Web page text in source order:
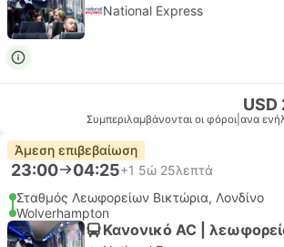
National Express
USD
Συμπεριλαμβάνονται οι φόροι ανα
Άμεση επιβεβαίωση
23:00 04:25+1 5ώ 25λεπτά
Σταθμός Λεωφορείων Βικτώρια, Λονδίνο
Wolverhampton
Κανονικό AC |